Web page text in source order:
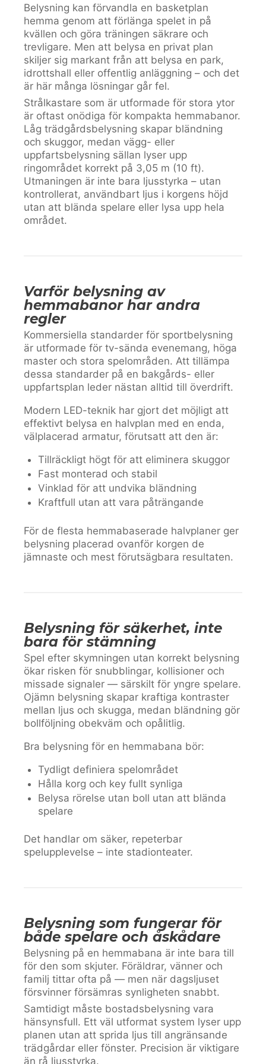
Belysning kan förvandla en basketplan
hemma genom att förlänga spelet in på
kvällen och göra träningen säkrare och
trevligare. Men att belysa en privat plan
skiljer sig markant från att belysa en park,
idrottshall eller offentlig anläggning – och det
är här många lösningar går fel.
Strålkastare som är utformade för stora ytor
är oftast onödiga för kompakta hemmabanor.
Låg trädgårdsbelysning skapar bländning
och skuggor, medan vägg- eller
uppfartsbelysning sällan lyser upp
ringområdet korrekt på 3,05 m (10 ft).
Utmaningen är inte bara ljusstyrka – utan
kontrollerat, användbart ljus i korgens höjd
utan att blända spelare eller lysa upp hela
området.
Varför belysning av
hemmabanor har andra
regler
Kommersiella standarder för sportbelysning
är utformade för tv-sända evenemang, höga
master och stora spelområden. Att tillämpa
dessa standarder på en bakgårds- eller
uppfartsplan leder nästan alltid till överdrift.
Modern LED-teknik har gjort det möjligt att
effektivt belysa en halvplan med en enda,
välplacerad armatur, förutsatt att den är:
Tillräckligt högt för att eliminera skuggor
Fast monterad och stabil
Vinklad för att undvika bländning
Kraftfull utan att vara påträngande
För de flesta hemmabaserade halvplaner ger
belysning placerad ovanför korgen de
jämnaste och mest förutsägbara resultaten.
Belysning för säkerhet, inte
bara för stämning
Spel efter skymningen utan korrekt belysning
ökar risken för snubblingar, kollisioner och
missade signaler — särskilt för yngre spelare.
Ojämn belysning skapar kraftiga kontraster
mellan ljus och skugga, medan bländning gör
bollföljning obekväm och opålitlig.
Bra belysning för en hemmabana bör:
Tydligt definiera spelområdet
Hålla korg och key fullt synliga
Belysa rörelse utan boll utan att blända
spelare
Det handlar om säker, repeterbar
spelupplevelse – inte stadionteater.
Belysning som fungerar för
både spelare och åskådare
Belysning på en hemmabana är inte bara till
för den som skjuter. Föräldrar, vänner och
familj tittar ofta på — men när dagsljuset
försvinner försämras synligheten snabbt.
Samtidigt måste bostadsbelysning vara
hänsynsfull. Ett väl utformat system lyser upp
planen utan att sprida ljus till angränsande
trädgårdar eller fönster. Precision är viktigare
än rå ljusstyrka.